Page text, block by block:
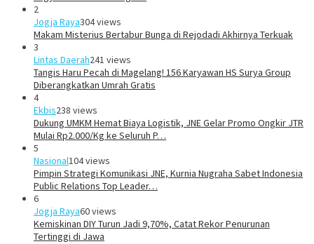
2
Jogja Raya304 views
Makam Misterius Bertabur Bunga di Rejodadi Akhirnya Terkuak
3
Lintas Daerah241 views
Tangis Haru Pecah di Magelang! 156 Karyawan HS Surya Group
Diberangkatkan Umrah Gratis
4
Ekbis238 views
Dukung UMKM Hemat Biaya Logistik, JNE Gelar Promo Ongkir JTR
Mulai Rp2.000/Kg ke Seluruh P…
5
Nasional104 views
Pimpin Strategi Komunikasi JNE, Kurnia Nugraha Sabet Indonesia
Public Relations Top Leader…
6
Jogja Raya60 views
Kemiskinan DIY Turun Jadi 9,70%, Catat Rekor Penurunan
Tertinggi di Jawa